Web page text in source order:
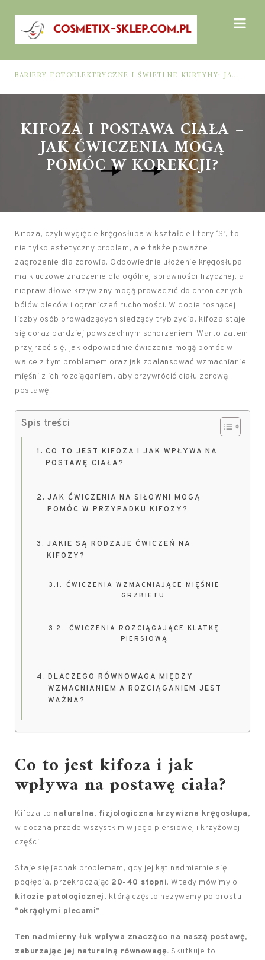
BARIERY FOTOELEKTRYCZNE I ŚWIETLNE KURTYNY: JAK DOBRAĆ ROZWIĄZANIE DO BEZPIECZEŃSTWA FUNKCJONALNEGO (MUTING, BLANKING, TYP 2 I TYP 4)
KIFOZA I POSTAWA CIAŁA –
JAK ĆWICZENIA MOGĄ
POMÓC W KOREKCJI?
Kifoza, czyli wygięcie kręgosłupa w kształcie litery ‘S’, to
nie tylko estetyczny problem, ale także poważne
zagrożenie dla zdrowia. Odpowiednie ułożenie kręgosłupa
ma kluczowe znaczenie dla ogólnej sprawności fizycznej, a
nieprawidłowe krzywizny mogą prowadzić do chronicznych
bólów pleców i ograniczeń ruchomości. W dobie rosnącej
liczby osób prowadzących siedzący tryb życia, kifoza staje
się coraz bardziej powszechnym schorzeniem. Warto zatem
przyjrzeć się, jak odpowiednie ćwiczenia mogą pomóc w
walce z tym problemem oraz jak zbalansować wzmacnianie
mięśni z ich rozciąganiem, aby przywrócić ciału zdrową
postawę.
Spis treści
CO TO JEST KIFOZA I JAK WPŁYWA NA
POSTAWĘ CIAŁA?
JAK ĆWICZENIA NA SIŁOWNI MOGĄ
POMÓC W PRZYPADKU KIFOZY?
JAKIE SĄ RODZAJE ĆWICZEŃ NA
KIFOZY?
ĆWICZENIA WZMACNIAJĄCE MIĘŚNIE
GRZBIETU
ĆWICZENIA ROZCIĄGAJĄCE KLATKĘ
PIERSIOWĄ
DLACZEGO RÓWNOWAGA MIĘDZY
WZMACNIANIEM A ROZCIĄGANIEM JEST
WAŻNA?
Co to jest kifoza i jak
wpływa na postawę ciała?
Kifoza to naturalna, fizjologiczna krzywizna kręgosłupa,
widoczna przede wszystkim w jego piersiowej i krzyżowej
części.
Staje się jednak problemem, gdy jej kąt nadmiernie się
pogłębia, przekraczając 20-40 stopni. Wtedy mówimy o
kifozie patologicznej, którą często nazywamy po prostu
“okrągłymi plecami”.
Ten nadmierny łuk wpływa znacząco na naszą postawę,
zaburzając jej naturalną równowagę. Skutkuje to